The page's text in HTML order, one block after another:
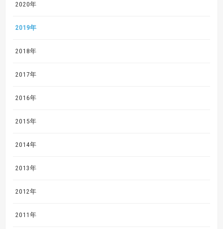
2020年
2019年
2018年
2017年
2016年
2015年
2014年
2013年
2012年
2011年